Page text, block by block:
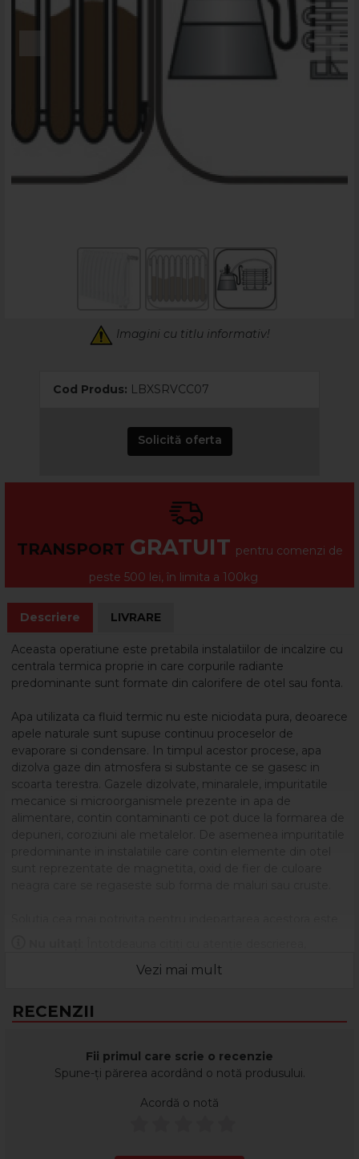
Imagini cu titlu informativ!
Cod Produs: LBXSRVCC07
Solicită oferta
TRANSPORT GRATUIT pentru comenzi de
peste 500 lei, în limita a 100kg
Descriere LIVRARE
Aceasta operatiune este pretabila instalatiilor de incalzire cu
centrala termica proprie in care corpurile radiante
predominante sunt formate din calorifere de otel sau fonta.
Apa utilizata ca fluid termic nu este niciodata pura, deoarece
apele naturale sunt supuse continuu proceselor de
evaporare si condensare. In timpul acestor procese, apa
dizolva gaze din atmosfera si substante ce se gasesc in
scoarta terestra. Gazele dizolvate, minaralele, impuritatile
mecanice si microorganismele prezente in apa de
alimentare, contin contaminanti ce pot duce la formarea de
depuneri, coroziuni ale metalelor. De asemenea impuritatile
prin intermediul acestuia se introduce in sistem agentul de
curatareCLEANEX TOTAL, care are rolul de a potenta
2. Se porneste centrala pentru a asigura circulatia fluidului la
VIBRA CLEANse induc vibratii in partea
depunerilor. In acest fel atat particulele magnetice
Vezi mai mult
eticheta și ambalajul produsului înainte de a-l utiliza!
RECENZII
Fii primul care scrie o recenzie
Spune-ți părerea acordând o notă produsului.
Acordă o notă